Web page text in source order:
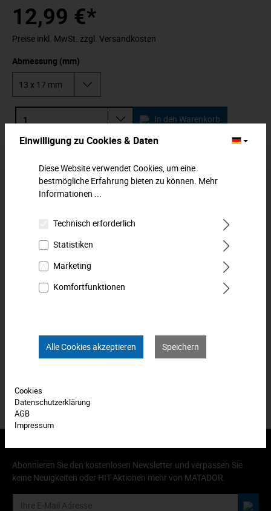
12,99 €*
Preise inkl. MwSt. zzgl. Versandkosten
Abmessung (mm)
In den Warenkorb
Zum Merkzettel hinzufügen
Beschreibung
Ringen für enge Platzverhältnisse. Bewährte, langlebige
Downloads
Technische Daten
Produkt FAQs
Abonnieren Sie den kostenlosen Newsletter und verpassen Sie
keine Neuigkeiten oder HIT-Aktionen mehr von MATADOR.
Einwilligung zu Cookies & Daten
Diese Website verwendet Cookies, um eine
bestmögliche Erfahrung bieten zu können. Mehr
Informationen ...
Technisch erforderlich
Statistiken
Marketing
Komfortfunktionen
Alle Cookies akzeptieren Speichern
Cookies
Datenschutzerklärung
AGB
Impressum